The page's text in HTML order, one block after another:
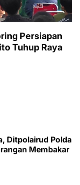
Persiapan
Tuhup Raya
Ditpolairud Polda
Membakar